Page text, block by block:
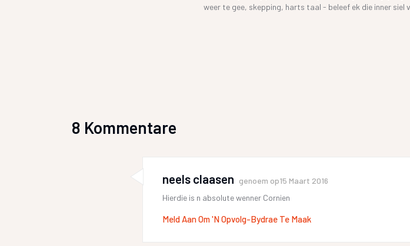
weer te gee, skepping, harts taal - beleef ek die inner siel
8 Kommentare
neels claasen genoem op15 Maart 2016
Hierdie is n absolute wenner Cornien
Meld Aan Om 'n Opvolg-Bydrae Te Maak